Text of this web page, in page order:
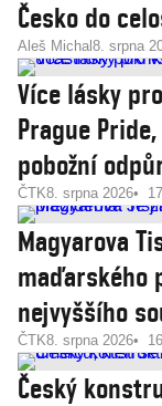
Česko do
Aleš Michal 8. srpna
Více lásky
Prague
pobožní
ČTK8. srpna 2026
Magyarova
maďarského
nejvyššího
ČTK8. srpna 2026
Český